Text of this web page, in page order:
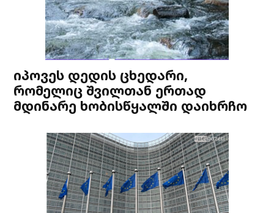
იპოვეს დედის ცხედარი,
რომელიც შვილთან ერთად
მდინარე ხობისწყალში დაიხრჩო